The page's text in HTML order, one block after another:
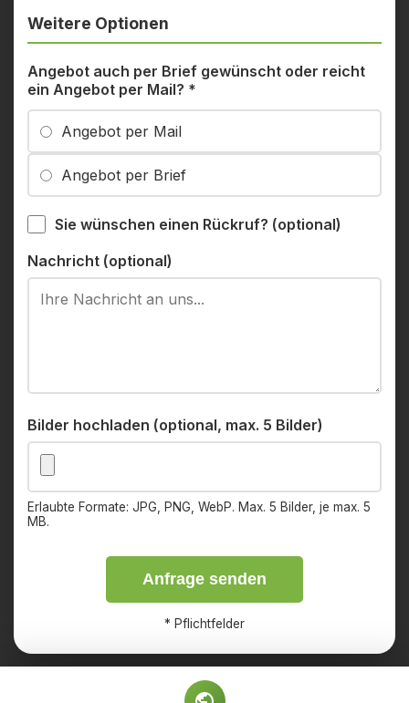
Weitere Optionen
Angebot auch per Brief gewünscht oder reicht
ein Angebot per Mail? *
Angebot per Mail
Angebot per Brief
Sie wünschen einen Rückruf? (optional)
Nachricht (optional)
Bilder hochladen (optional, max. 5 Bilder)
Erlaubte Formate: JPG, PNG, WebP. Max. 5 Bilder, je max. 5
MB.
Anfrage senden
* Pflichtfelder